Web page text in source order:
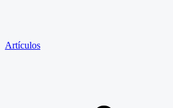
Artículos